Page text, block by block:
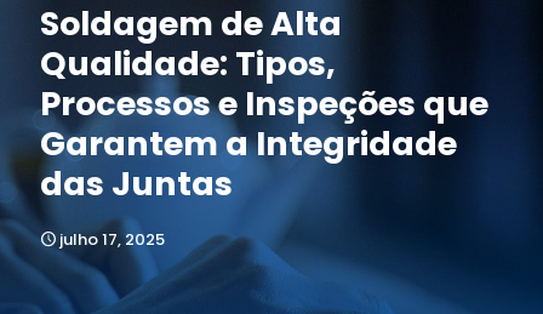
Soldagem de Alta
Qualidade: Tipos,
Processos e Inspeções que
Garantem a Integridade
das Juntas
julho 17, 2025